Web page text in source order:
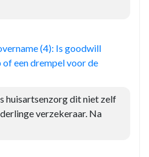
(4): Is goodwill
een drempel voor de
huisartsenzorg dit niet zelf
verzekeraar. Na